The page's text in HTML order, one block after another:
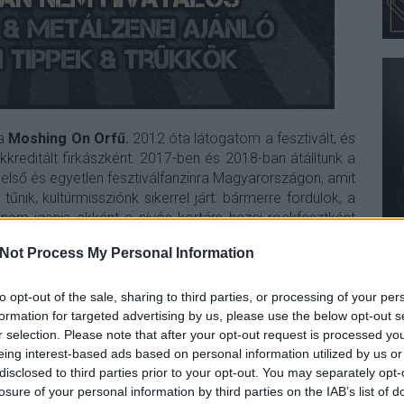
Process My Personal Information
opt-out of the sale, sharing to third parties, or processing of your
for targeted advertising by us, please use the below opt-out
selection. Please note that after your opt-out request is processed
interest-based ads based on personal information utilized by us
to third parties prior to your opt-out. You may separately
of your personal information by third parties on the IAB’s list of
Moshing On Orfű. 2012 óta látogatom a fesztivált, és
firkászként. 2017-ben és 2018-ban átálltunk a
és egyetlen fesztiválfanzinra Magyarországon, amit
kultúrmissziónk sikerrel járt: bármerre fordulok, a
igenis akként a nívós kortárs hazai rockfesztként
A FOO kiteljesedett, kinőtte magát, és idén már
sem unalmas alter/rap/rock/metal felhozatallal
kikészülgetni rajta.
ajánlók helyett pedig ITT a mi menünk: egy alfától
ütközés nélkül, nyílegyenesen végigjárható,
aki nyitott az újra, de főleg a torzított gitárzajt